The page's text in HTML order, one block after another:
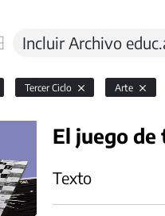
Incluir Archivo
Tercer Ciclo Arte
El juego
Texto